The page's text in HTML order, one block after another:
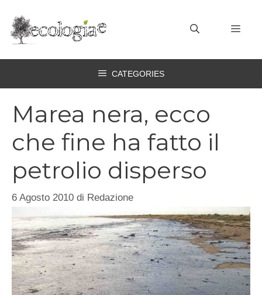
contenuto
CATEGORIES
Marea nera, ecco
che fine ha fatto il
petrolio disperso
6 Agosto 2010 di Redazione